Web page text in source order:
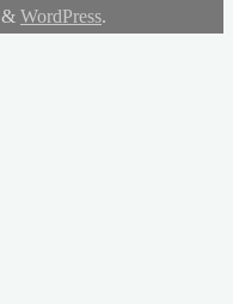
& WordPress.